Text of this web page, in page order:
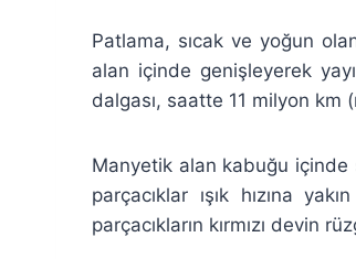
Patlama, sıcak ve yoğun
alan içinde genişleyerek
dalgası, saatte 11 milyon km
Manyetik alan kabuğu içinde
parçacıklar ışık hızına
parçacıkların kırmızı devin